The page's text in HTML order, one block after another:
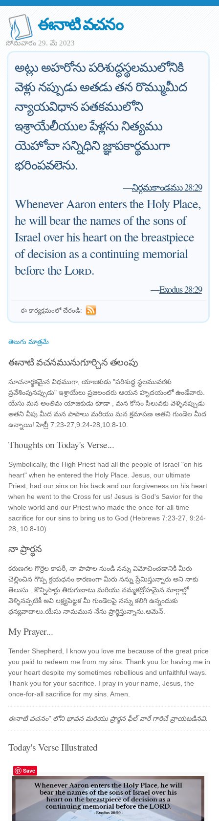
ఈనాటి వచనం
సోమవారం 29. మే 2023
అట్లు అహరోను పరిశుద్ధస్థలములోనికి
వెళ్లు నప్పుడు అతడు తన రొమ్ముమీద
న్యాయవిధాన పతకములోని
ఇశ్రాయేలీయుల పేళ్లను నిత్యము
యెహోవా సన్నిధిని జ్ఞాపకార్థముగా
భరింపవలెను.
—నిర్గమకాండము 28:29
Whenever Aaron enters the Holy Place,
he will bear the names of the sons of
Israel over his heart on the breastpiece
of decision as a continuing memorial
before theLord.
—Exodus 28:29
ఈ కార్యక్రమంలో చేరండి:
తెలుగు మాత్రమే
ఈనాటి వచనమునుగూర్చిన తలంపు
సూచనార్థకమైన విధముగా, యాజకుడు "పరిశుద్ధ స్థలమువరకు
ప్రవేశింపునప్పుడు" ఇశ్రాయేలు ప్రజలందరు ఆయన హృదయంలో ఉండేవారు.
యేసు మన అంతిమ యాజకుడు కూడా , మన కోసం సిలువకు వెళ్ళినప్పుడు
అతని వీపు మీద మన పాపాలు మరియు మన క్షమాపణ అతని గుండెల మీద
ఉన్నాయి! హెబ్రీ 7:23-27,9:24-28,10:8-10.
Thoughts on Today's Verse...
Symbolically, the High Priest had all the people of Israel "on his
heart" when he entered the Holy Place. Jesus, our ultimate
Priest, had our sins on his back and our forgiveness on his heart
when he went to the Cross for us! Jesus is God's Savior for the
whole world and our Priest who made the once-for-all-time
sacrifice for our sins to bring us to God (Hebrews 7:23-27, 9:24-
28, 10:8-10).
నా ప్రార్థన
కరుణగల గొర్రెల కాపరీ, నా పాపాల నుండి నన్ను విమోచించడానికి మీరు
చెల్లించిన గొప్ప క్రయధనం కారణంగా మీరు నన్ను ప్రేమిస్తున్నారు అని నాకు
తెలుసు . కొన్నిసార్లు తిరుగుబాటు మరియు నమ్మకద్రోహమైన మార్గాల్లో
వెళ్ళినప్పటికీ అవి లక్ష్యపెట్టక మీ గుండెలపై నన్ను కలిగి ఉన్నందుకు
ధన్యవాదాలు.యేసు నామమున నేను ప్రార్ధిస్తున్నాను.ఆమెన్.
My Prayer...
Tender Shepherd, I know you love me because of the great price
you paid to redeem me from my sins. Thank you for having me in
your heart despite my sometimes rebellious and unfaithful ways.
Thank you for your sacrifice. I pray in your name, Jesus, the
once-for-all sacrifice for my sins. Amen.
ఈనాటి వచనం" లోని భావన మరియు ప్రార్థన ఫీల్ వారే గారిచే వ్రాయబడినవి.
Today's Verse Illustrated
Save